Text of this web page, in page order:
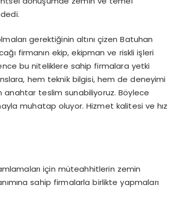
gerektiğinin altını çizen Batuhan
firmanın ekip, ekipman ve riskli işleri
bu niteliklere sahip firmalara yetki
hem teknik bilgisi, hem de deneyimi
anahtar teslim sunabiliyoruz. Böylece
muhatap oluyor. Hizmet kalitesi ve hız
için müteahhitlerin zemin
sahip firmalarla birlikte yapmaları